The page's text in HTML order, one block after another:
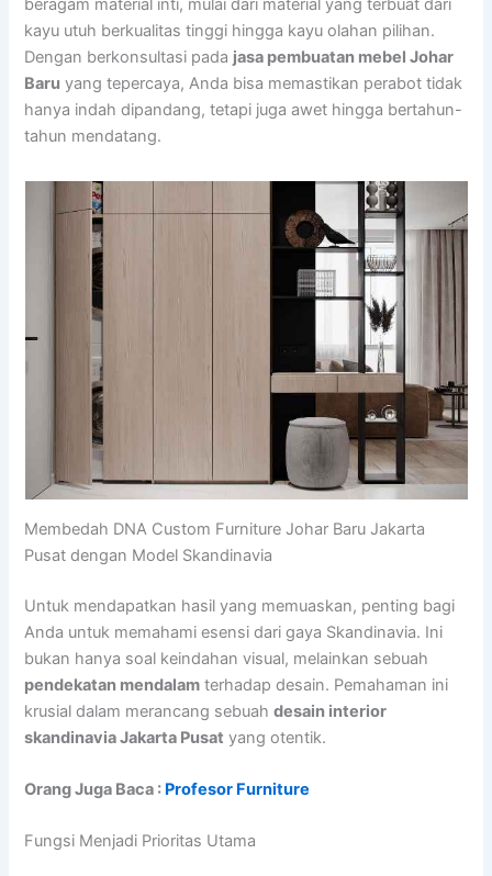
beragam material inti, mulai dari material yang terbuat dari
kayu utuh berkualitas tinggi hingga kayu olahan pilihan.
Dengan berkonsultasi pada jasa pembuatan mebel Johar
Baru yang tepercaya, Anda bisa memastikan perabot tidak
hanya indah dipandang, tetapi juga awet hingga bertahun-
tahun mendatang.
Membedah DNA Custom Furniture Johar Baru Jakarta
Pusat dengan Model Skandinavia
Untuk mendapatkan hasil yang memuaskan, penting bagi
Anda untuk memahami esensi dari gaya Skandinavia. Ini
bukan hanya soal keindahan visual, melainkan sebuah
pendekatan mendalam terhadap desain. Pemahaman ini
krusial dalam merancang sebuahdesain interior
skandinavia Jakarta Pusat yang otentik.
Orang Juga Baca : Profesor Furniture
Fungsi Menjadi Prioritas Utama